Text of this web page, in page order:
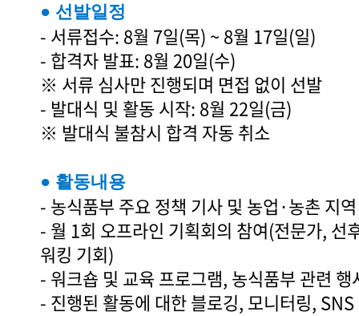
● 선발일정
- 서류접수: 8월 7일(목) ~ 8월 17일(일)
- 합격자 발표: 8월 20일(수)
※ 서류 심사만 진행되며 면접 없이 선발
- 발대식 및 활동 시작: 8월 22일(금)
※ 발대식 불참시 합격 자동 취소
● 활동내용
- 농식품부 주요 정책 기사 및 농업·농촌 지
- 월 1회 오프라인 기획회의 참여(전문가, 선
워킹 기회)
- 워크숍 및 교육 프로그램, 농식품부 관련
- 진행된 활동에 대한 블로깅, 모니터링,